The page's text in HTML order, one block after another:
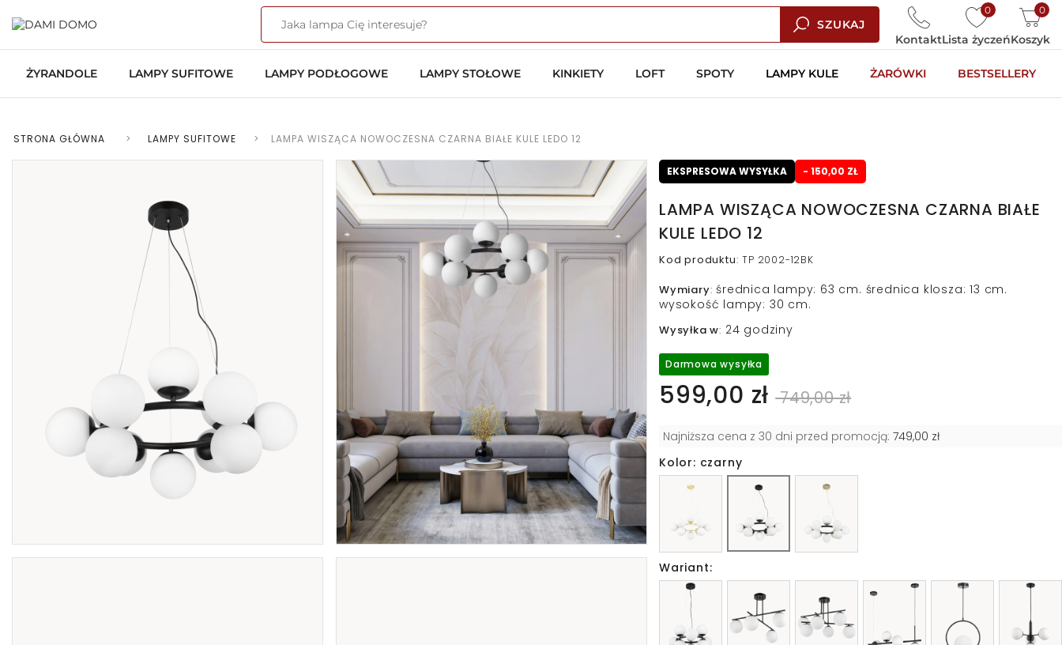
SZUKAJ
0
Lista życzeń
0
Koszyk
Kontakt
ŻYRANDOLE LAMPY SUFITOWE LAMPY PODŁOGOWE LAMPY STOŁOWE KINKIETY LOFT SPOTY LAMPY KULE ŻARÓWKI BESTSELLERY
STRONA GŁÓWNA > LAMPY SUFITOWE > LAMPA WISZĄCA NOWOCZESNA CZARNA BIAŁE KULE LEDO 12
EKSPRESOWA WYSYŁKA - 150,00 ZŁ
LAMPA WISZĄCA NOWOCZESNA CZARNA BIAŁE
KULE LEDO 12
Kod produktu:TP 2002-12BK
Wymiary: średnica lampy: 63 cm. średnica klosza: 13 cm.
wysokość lampy: 30 cm.
Wysyłka w: 24 godziny
Darmowa wysyłka
599,00 zł 749,00 zł
Najniższa cena z 30 dni przed promocją: 749,00 zł
Kolor: czarny
Wariant: